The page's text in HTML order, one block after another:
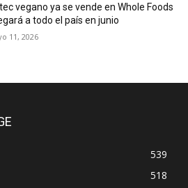
vegano ya se vende en Whole Foods
a todo el país en junio
11, 2026
539
518